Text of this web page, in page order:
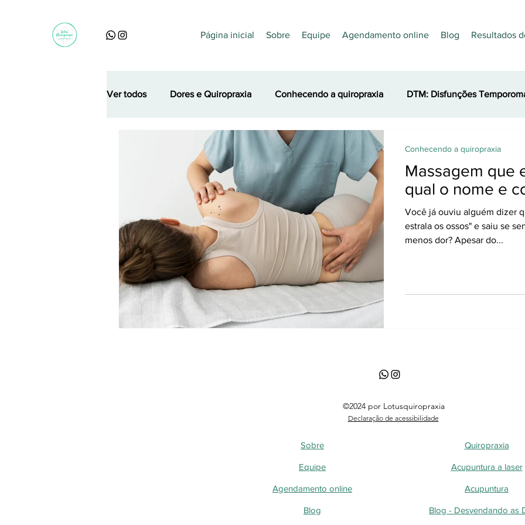
Página inicial Sobre Equipe Agendamento online Blog Resultados
Ver todos Dores e Quiropraxia Conhecendo a quiropraxia DTM: Disfunções
Perguntas, dúvidas e curiosidades Nutrição Quiropraxia e Esporte
Massagem que
qual o nome e
Você já ouviu alguém dizer
estrala os ossos" e saiu se
menos dor? Apesar do...
Conhecendo a quiropraxia
©2024 por Lotusquiropraxia
Declaração de acessibilidade
Sobre Quiropraxia
Equipe
Agendamento online
Blog
Acupuntura a laser
Acupuntura
Blog - Desvendando as